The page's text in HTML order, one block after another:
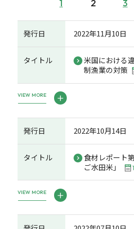
1 2 3
発行日 2022年11月10日
タイトル
米国における
制漁業の対策
VIEW MORE
発行日 2022年10月14日
タイトル
食材レポート
ご水田米」
VIEW MORE